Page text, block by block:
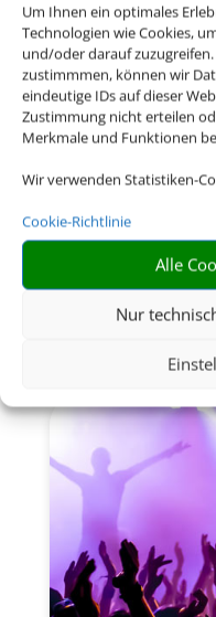
Um Ihnen ein optimales
Technologien wie Cookies,
und/oder darauf
zustimmmen, können wir
eindeutige IDs auf dieser
Zustimmung nicht erteilen
Merkmale und Funktionen
Wir verwenden Statistiken-
Cookie-Richtlinie
Alle
Nur